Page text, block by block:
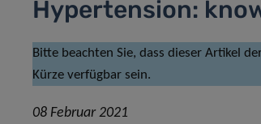
Hypertension:
Bitte beachten Sie, dass dieser Artikel
Kürze verfügbar sein.
08 Februar 2021